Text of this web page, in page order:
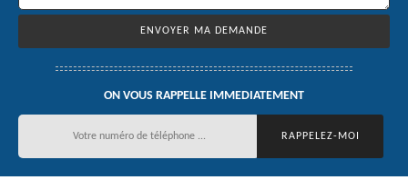
ON VOUS RAPPELLE IMMEDIATEMENT